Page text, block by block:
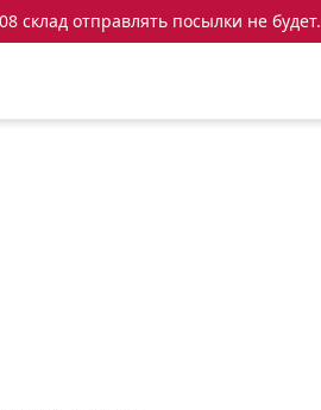
склад отправлять посылки не будет.